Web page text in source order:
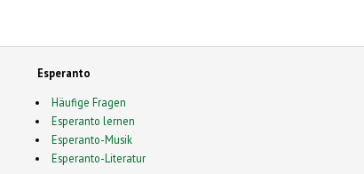
Esperanto
Häufige Fragen
Esperanto lernen
Esperanto-Musik
Esperanto-Literatur